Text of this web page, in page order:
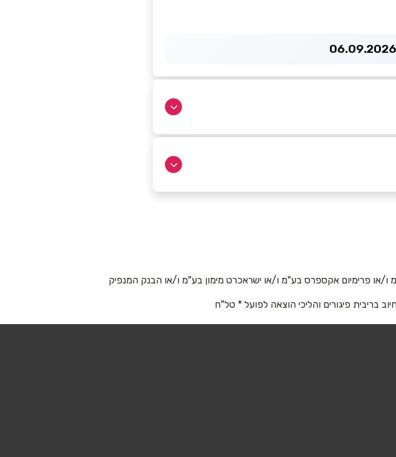
או פרימיום אקספרס בע"מ ו/או ישראכרט מימון בע"מ ו/או הבנק המנפיק
בריבית פיגורים והליכי הוצאה לפועל * טל"ח